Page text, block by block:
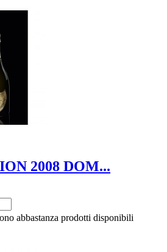
2008 DOM...
abbastanza prodotti disponibili